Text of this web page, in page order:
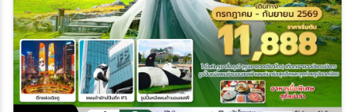
05 ต.ค. 69 - 08 ต.ค. 69
08 ต.ค. 69 - 11 ต.ค. 69
10 ต.ค. 69 - 13 ต.ค. 69
11 ต.ค. 69 - 14 ต.ค. 69
12 ต.ค. 69 - 15 ต.ค. 69
15 ต.ค. 69 - 18 ต.ค. 69
17 ต.ค. 69 - 20 ต.ค. 69
18 ต.ค. 69 - 21 ต.ค. 69